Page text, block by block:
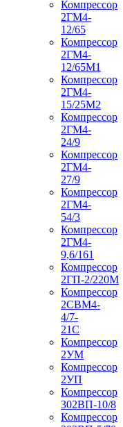
Компрессор
2ГМ4-
12/65
Компрессор
2ГМ4-
12/65М1
Компрессор
2ГМ4-
15/25М2
Компрессор
2ГМ4-
24/9
Компрессор
2ГМ4-
27/9
Компрессор
2ГМ4-
54/3
Компрессор
2ГМ4-
9,6/161
Компрессор
2ГП-2/220М
Компрессор
2СВМ4-
4/7-
21С
Компрессор
2УМ
Компрессор
2УП
Компрессор
302ВП-10/8
Компрессор